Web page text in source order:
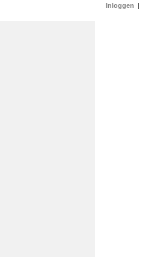
Inloggen |